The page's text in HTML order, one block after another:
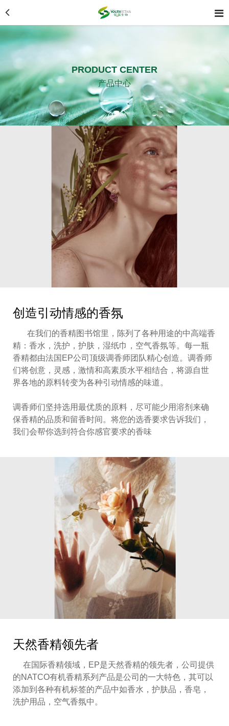
PRODUCT CENTER
产品中心
创造引动情感的香氛
在我们的香精图书馆里，陈列了各种用途的中高端香
精：香水，洗护，护肤，湿纸巾，空气香氛等。每一瓶
香精都由法国EP公司顶级调香师团队精心创造。调香师
们将创意，灵感，激情和高素质水平相结合，将源自世
界各地的原料转变为各种引动情感的味道。
调香师们坚持选用最优质的原料，尽可能少用溶剂来确
保香精的品质和留香时间。将您的选香要求告诉我们，
我们会帮你选到符合你感官要求的香味
天然香精领先者
在国际香精领域， EP是天然香精的领先者，公司提供
的NATCO有机香精系列产品是公司的一大特色，其可以
添加到各种有机标签的产品中如香水，护肤品，香皂，
洗护用品，空气香氛中。